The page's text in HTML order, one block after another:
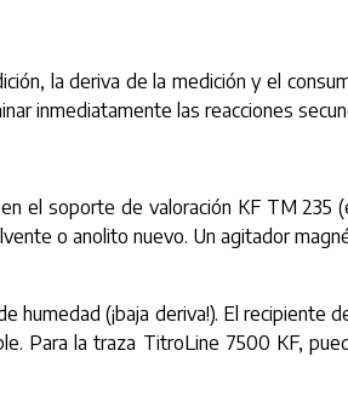
la deriva de la medición y el
inmediatamente las reacciones
el soporte de valoración KF TM
o anolito nuevo. Un agitador
humedad (¡baja deriva!). El
Para la traza TitroLine 7500 KF,